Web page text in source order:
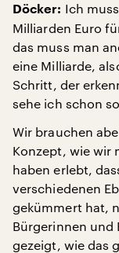
Döcker: Ich
Milliarden Euro
das muss man
eine Milliarde,
Schritt, der
sehe ich schon
Wir brauchen
Konzept, wie wir
haben erlebt,
verschiedenen
gekümmert hat,
Bürgerinnen und
gezeigt, wie das